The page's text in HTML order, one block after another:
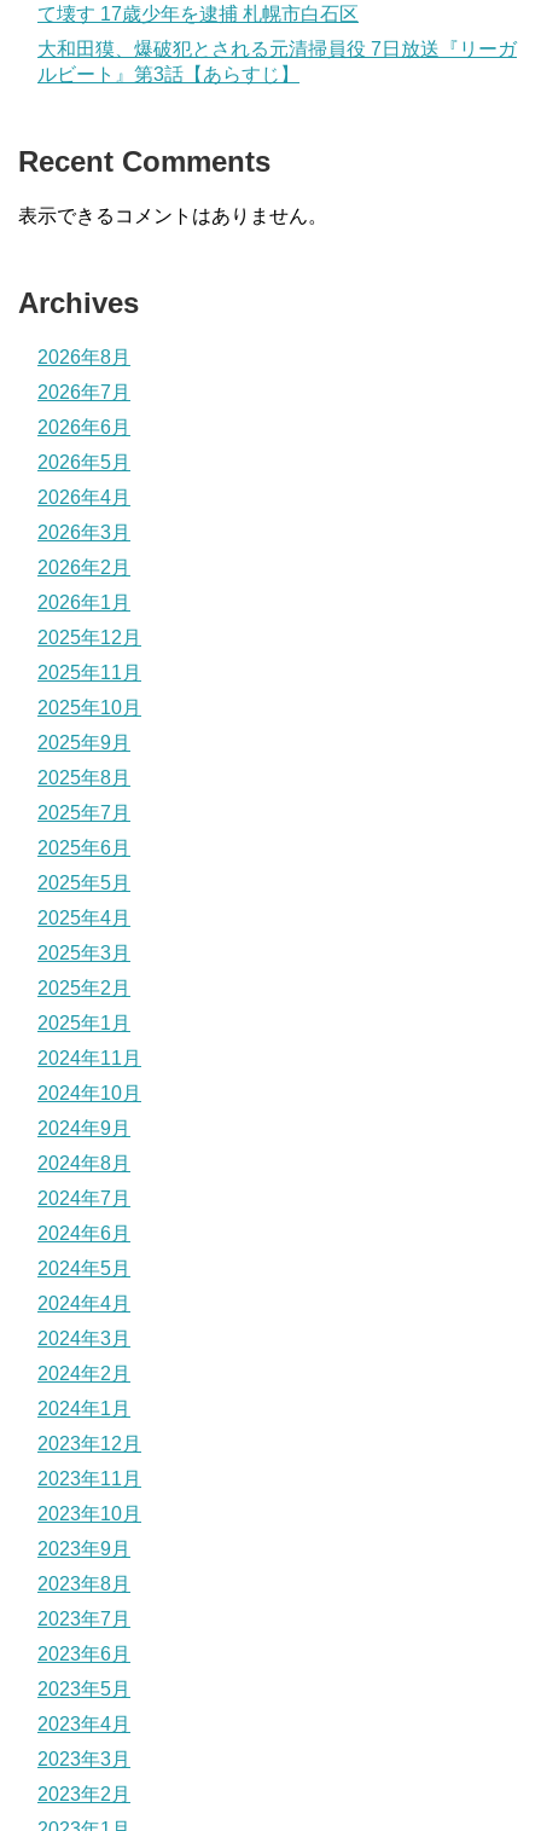
て壊す 17歳少年を逮捕 札幌市白石区
大和田獏、爆破犯とされる元清掃員役 7日放送『リーガ
ルビート』第3話【あらすじ】
Recent Comments
表示できるコメントはありません。
Archives
2026年8月
2026年7月
2026年6月
2026年5月
2026年4月
2026年3月
2026年2月
2026年1月
2025年12月
2025年11月
2025年10月
2025年9月
2025年8月
2025年7月
2025年6月
2025年5月
2025年4月
2025年3月
2025年2月
2025年1月
2024年11月
2024年10月
2024年9月
2024年8月
2024年7月
2024年6月
2024年5月
2024年4月
2024年3月
2024年2月
2024年1月
2023年12月
2023年11月
2023年10月
2023年9月
2023年8月
2023年7月
2023年6月
2023年5月
2023年4月
2023年3月
2023年2月